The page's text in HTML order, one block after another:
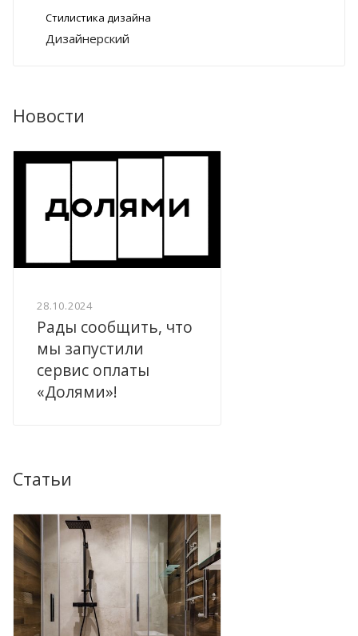
Стилистика дизайна
Дизайнерский
Новости
28.10.2024
Рады сообщить, что
мы запустили
сервис оплаты
«Долями»!
Статьи